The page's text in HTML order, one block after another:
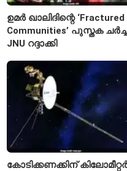
ഉമർ ഖാലിദിന്റെ ‘Fractured
Communities’ പുസ്തക
JNU റദ്ദാക്കി
കോടിക്കണക്കിന്